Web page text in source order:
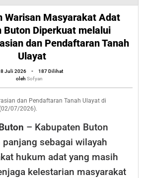
Warisan
Adat
melalui
Tanah
Ulayat
Warisan Masyarakat Adat
Buton Diperkuat melalui
dan Pendaftaran Tanah
Ulayat
8 Juli 2026
oleh
Sofyan
-
187 Dilihat
oleh Sofyan
dan Pendaftaran Tanah Ulayat di
07/2026).
– Kabupaten Buton
sebagai wilayah
hukum adat yang masih
kelestarian masyarakat